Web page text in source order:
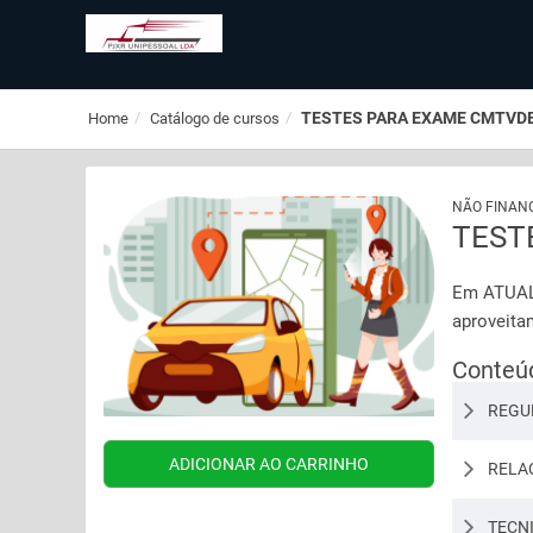
Home Catálogo de cursos TESTES PARA EXAME
NÃO
Em